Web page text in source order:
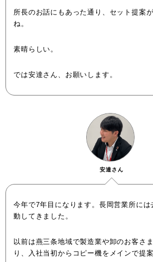
所長のお話にもあった通り、セット提案
ね。
素晴らしい。
では安達さん、お願いします。
今年で7年目になります。長岡営業所に
動してきました。
以前は燕三条地域で製造業や卸のお客さ
り、入社当初からコピー機をメインで提
安達さん